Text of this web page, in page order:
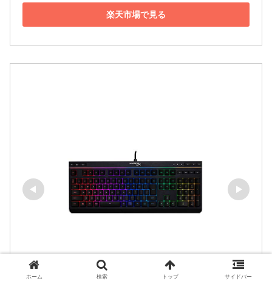
楽天市場で見る
ホーム 検索 トップ サイドバー